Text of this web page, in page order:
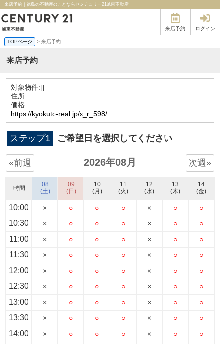
来店予約｜徳島の不動産のことならセンチュリー21旭東不動産
来店予約 ログイン
TOPページ > 来店予約
来店予約
対象物件:[]
住所：
価格：
https://kyokuto-real.jp/s_r_598/
ステップ1 ご希望日を選択してください
«前週 2026年08月 次週»
時間
10:00
10:30
11:00
11:30
12:00
12:30
13:00
13:30
14:00
08
(土)
×
×
×
×
×
×
×
×
×
09
(日)
○
○
○
○
○
○
○
○
○
10
(月)
○
○
○
○
○
○
○
○
○
11
(火)
○
○
○
○
○
○
○
○
○
12
(水)
×
×
×
×
×
×
×
×
×
13
(木)
○
○
○
○
○
○
○
○
○
14
(金)
○
○
○
○
○
○
○
○
○